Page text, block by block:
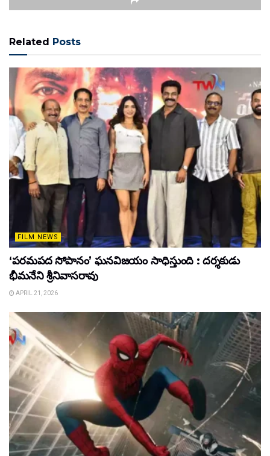
Related Posts
FILM NEWS
‘పరమపద సోపానం’ ఘనవిజయం సాధిస్తుంది : దర్శకుడు
భీమనేని శ్రీనివాసరావు
APRIL 21, 2026